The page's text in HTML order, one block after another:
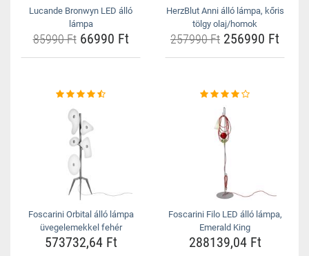
Lucande Bronwyn LED álló
lámpa
85990 Ft66990 Ft
HerzBlut Anni álló lámpa, kőris
tölgy olaj/homok
257990 Ft 256990 Ft
Foscarini Orbital álló lámpa
üvegelemekkel fehér
573732,64 Ft
Foscarini Filo LED álló lámpa,
Emerald King
288139,04 Ft